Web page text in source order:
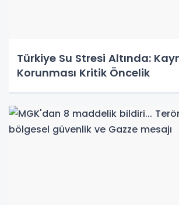
Türkiye Su Stresi Altında:
Korunması Kritik Öncelik